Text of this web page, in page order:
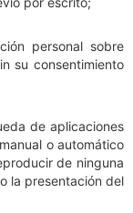
personal sobre
su consentimiento
de aplicaciones
o automático
de ninguna
la presentación del